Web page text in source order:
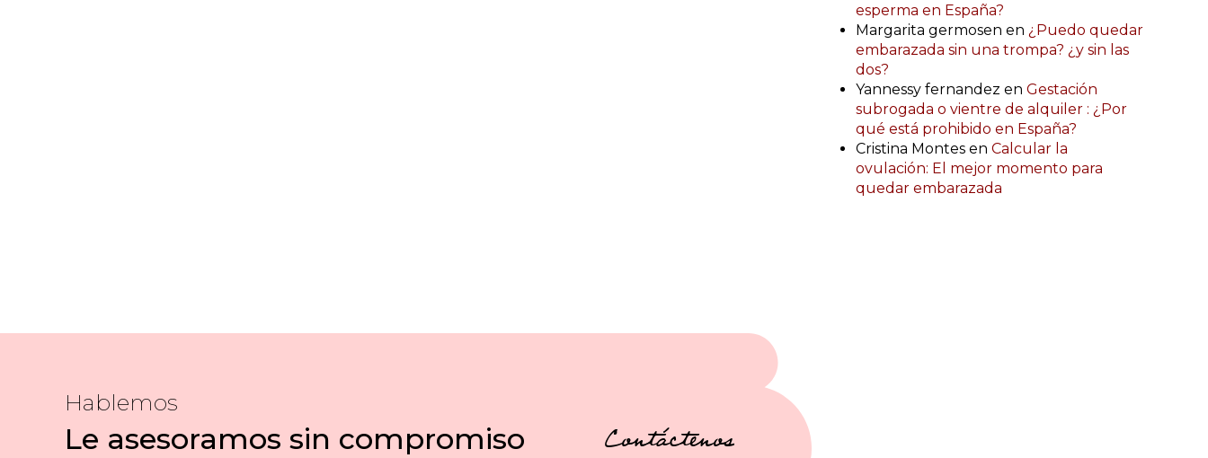
esperma en España?
Margarita germosen en ¿Puedo quedar
embarazada sin una trompa? ¿y sin las
dos?
Yannessy fernandez en Gestación
subrogada o vientre de alquiler : ¿Por
qué está prohibido en España?
Cristina Montes en Calcular la
ovulación: El mejor momento para
quedar embarazada
Hablemos
Le asesoramos sin compromiso Contáctenos